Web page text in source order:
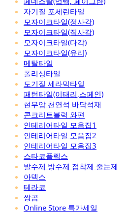
자기질 포세린타일
모자이크타일(정사각)
모자이크타일(직사각)
모자이크타일(다각)
모자이크타일(유리)
메탈타일
폴리싱타일
도기질 세라믹타일
패턴타일(이태리,스페인)
현무암 천연석 바닥석재
콘크리트블럭 와편
인테리어타일 모음집1
인테리어타일 모음집2
인테리어타일 모음집3
스타코플렉스
발수제 방수제 접착제 줄눈제
아덱스
테라코
쌍곰
Online Store 특가세일